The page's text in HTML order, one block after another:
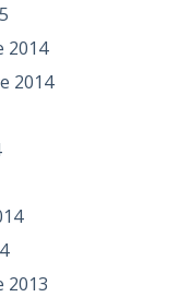
2014
2014
2013